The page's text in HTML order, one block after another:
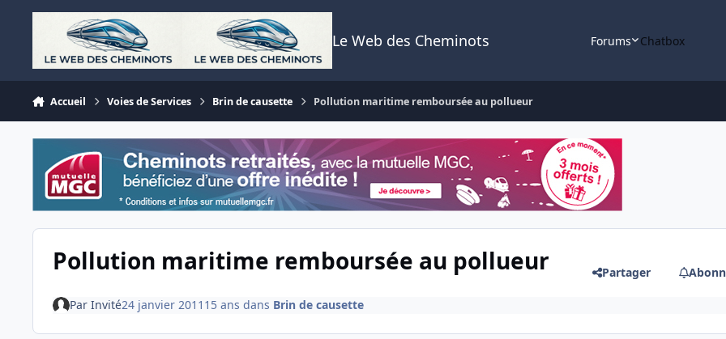
Aller au contenu
Le Web des Cheminots Forums Chatbox
Accueil Voies de Services Brin de causette Pollution maritime remboursée au pollueur
Pollution maritime remboursée au pollueur Partager
Par Invité24 janvier 2011 15 ans dans Brin de causette